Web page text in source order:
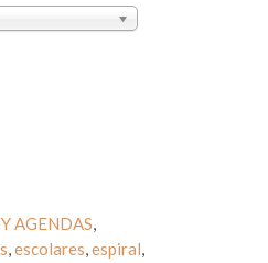
AGENDAS,
,escolares,espiral,